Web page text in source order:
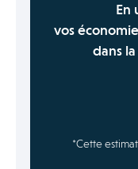
En
vos
dans
*Cette